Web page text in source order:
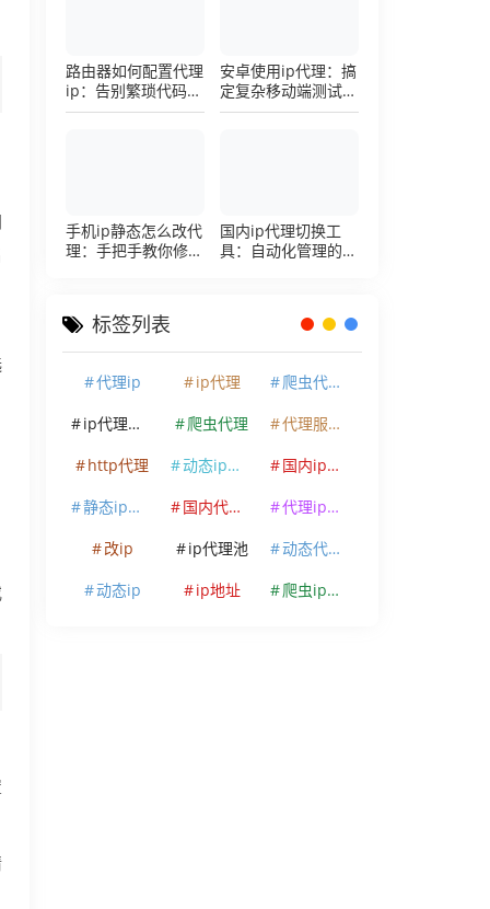
路由器如何配置代理
ip：告别繁琐代码，
详解底层配置逻辑
安卓使用ip代理：搞
定复杂移动端测试环
境的超详细配置手册
手机ip静态怎么改代
理：手把手教你修改
国内ip代理切换工
具：自动化管理的效
标签列表
代理ip ip代理
爬虫代理ip
ip代理软件
爬虫代理
代理服务器
http代理
动态ip代理
国内ip代理
静态ip代理
国内代理ip
代理ip软件
改ip
ip代理池
动态代理ip
动态ip
ip地址 爬虫ip代理